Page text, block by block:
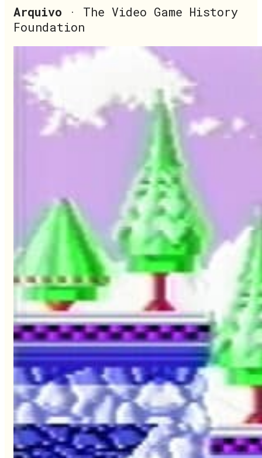
Arquivo · The Video Game History
Foundation